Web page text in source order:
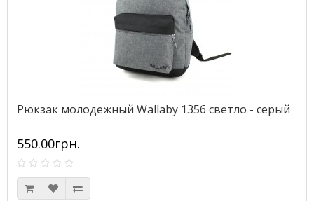
Рюкзак молодежный Wallaby 1356 светло - серый
550.00грн.